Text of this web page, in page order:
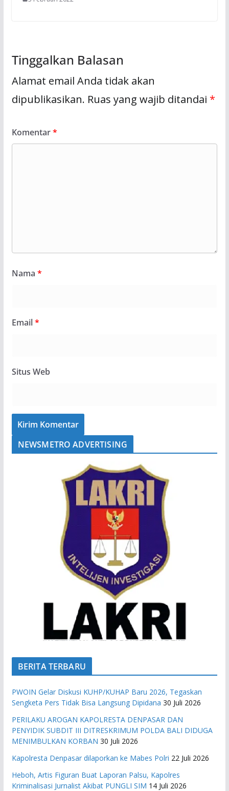
Tinggalkan Balasan
Alamat email Anda tidak akan
dipublikasikan. Ruas yang wajib ditandai *
Komentar*
Nama *
Email*
Situs Web
NEWSMETRO ADVERTISING
BERITA TERBARU
PWOIN Gelar Diskusi KUHP/KUHAP Baru 2026, Tegaskan
Sengketa Pers Tidak Bisa Langsung Dipidana 30 Juli 2026
PERILAKU AROGAN KAPOLRESTA DENPASAR DAN
PENYIDIK SUBDIT III DITRESKRIMUM POLDA BALI DIDUGA
MENIMBULKAN KORBAN 30 Juli 2026
Kapolresta Denpasar dilaporkan ke Mabes Polri 22 Juli 2026
Heboh, Artis Figuran Buat Laporan Palsu, Kapolres
Kriminalisasi Jurnalist Akibat PUNGLI SIM 14 Juli 2026